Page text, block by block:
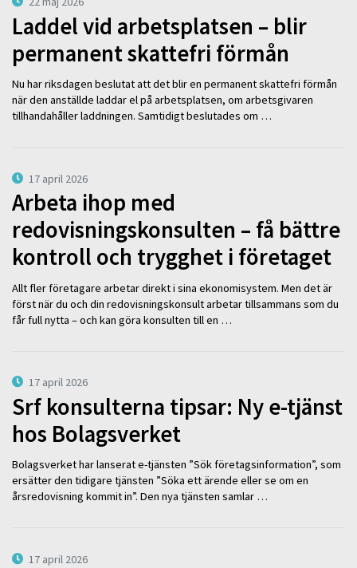
Laddel vid arbetsplatsen – blir
permanent skattefri förmån
Nu har riksdagen beslutat att det blir en permanent skattefri förmån
när den anställde laddar el på arbetsplatsen, om arbetsgivaren
tillhandahåller laddningen. Samtidigt beslutades om …
17 april 2026
Arbeta ihop med
redovisningskonsulten – få bättre
kontroll och trygghet i företaget
Allt fler företagare arbetar direkt i sina ekonomisystem. Men det är
först när du och din redovisningskonsult arbetar tillsammans som du
får full nytta – och kan göra konsulten till en …
17 april 2026
Srf konsulterna tipsar: Ny e-tjänst
hos Bolagsverket
Bolagsverket har lanserat e-tjänsten ”Sök företagsinformation”, som
ersätter den tidigare tjänsten ”Söka ett ärende eller se om en
årsredovisning kommit in”. Den nya tjänsten samlar …
17 april 2026